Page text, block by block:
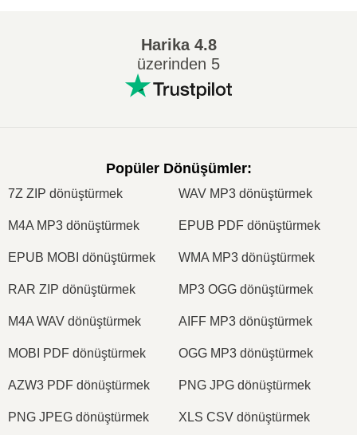
Harika4.8
üzerinden 5
Popüler Dönüşümler:
7Z ZIP dönüştürmek WAV MP3 dönüştürmek
M4A MP3 dönüştürmek EPUB PDF dönüştürmek
EPUB MOBI dönüştürmek WMA MP3 dönüştürmek
RAR ZIP dönüştürmek MP3 OGG dönüştürmek
M4A WAV dönüştürmek AIFF MP3 dönüştürmek
MOBI PDF dönüştürmek OGG MP3 dönüştürmek
AZW3 PDF dönüştürmek PNG JPG dönüştürmek
PNG JPEG dönüştürmek XLS CSV dönüştürmek